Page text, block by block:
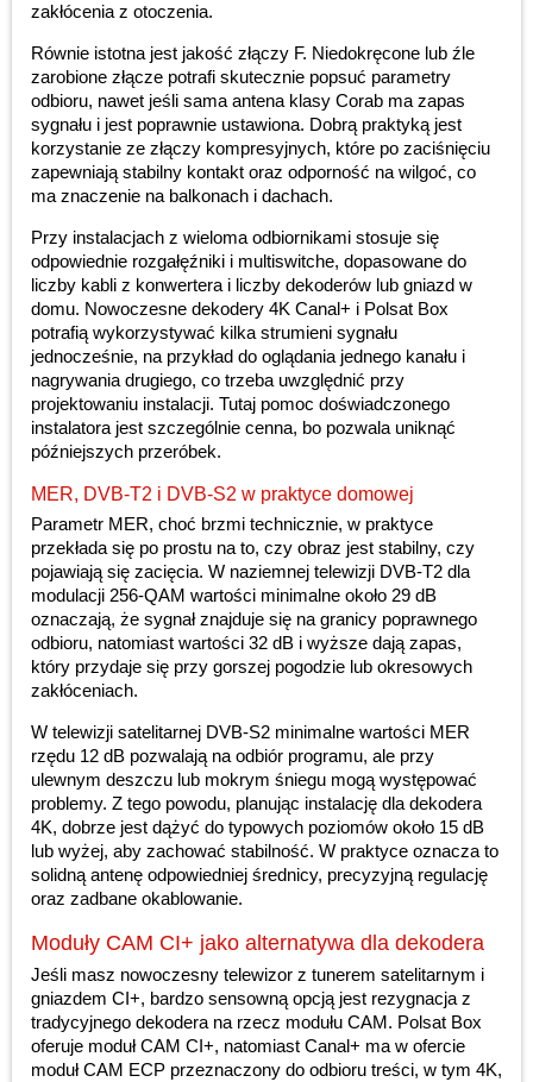
zakłócenia z otoczenia.
Równie istotna jest jakość złączy F. Niedokręcone lub źle
zarobione złącze potrafi skutecznie popsuć parametry
odbioru, nawet jeśli sama antena klasy Corab ma zapas
sygnału i jest poprawnie ustawiona. Dobrą praktyką jest
korzystanie ze złączy kompresyjnych, które po zaciśnięciu
zapewniają stabilny kontakt oraz odporność na wilgoć, co
ma znaczenie na balkonach i dachach.
Przy instalacjach z wieloma odbiornikami stosuje się
odpowiednie rozgałęźniki i multiswitche, dopasowane do
liczby kabli z konwertera i liczby dekoderów lub gniazd w
domu. Nowoczesne dekodery 4K Canal+ i Polsat Box
potrafią wykorzystywać kilka strumieni sygnału
jednocześnie, na przykład do oglądania jednego kanału i
nagrywania drugiego, co trzeba uwzględnić przy
projektowaniu instalacji. Tutaj pomoc doświadczonego
instalatora jest szczególnie cenna, bo pozwala uniknąć
późniejszych przeróbek.
MER, DVB-T2 i DVB-S2 w praktyce domowej
Parametr MER, choć brzmi technicznie, w praktyce
przekłada się po prostu na to, czy obraz jest stabilny, czy
pojawiają się zacięcia. W naziemnej telewizji DVB-T2 dla
modulacji 256-QAM wartości minimalne około 29 dB
oznaczają, że sygnał znajduje się na granicy poprawnego
odbioru, natomiast wartości 32 dB i wyższe dają zapas,
który przydaje się przy gorszej pogodzie lub okresowych
zakłóceniach.
W telewizji satelitarnej DVB-S2 minimalne wartości MER
rzędu 12 dB pozwalają na odbiór programu, ale przy
ulewnym deszczu lub mokrym śniegu mogą występować
problemy. Z tego powodu, planując instalację dla dekodera
4K, dobrze jest dążyć do typowych poziomów około 15 dB
lub wyżej, aby zachować stabilność. W praktyce oznacza to
solidną antenę odpowiedniej średnicy, precyzyjną regulację
oraz zadbane okablowanie.
Moduły CAM CI+ jako alternatywa dla dekodera
Jeśli masz nowoczesny telewizor z tunerem satelitarnym i
gniazdem CI+, bardzo sensowną opcją jest rezygnacja z
tradycyjnego dekodera na rzecz modułu CAM. Polsat Box
oferuje moduł CAM CI+, natomiast Canal+ ma w ofercie
moduł CAM ECP przeznaczony do odbioru treści, w tym 4K,